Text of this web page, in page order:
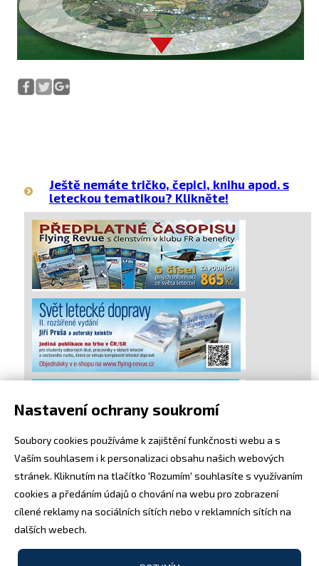
Ještě nemáte tričko, čepici, knihu apod. s
leteckou tematikou? Klikněte!
Nastavení ochrany soukromí
Soubory cookies používáme k zajištění funkčnosti webu a s
Vaším souhlasem i k personalizaci obsahu našich webových
stránek. Kliknutím na tlačítko 'Rozumím' souhlasíte s využívaním
cookies a předáním údajů o chování na webu pro zobrazení
cílené reklamy na sociálních sítích nebo v reklamních sítích na
dalších webech.